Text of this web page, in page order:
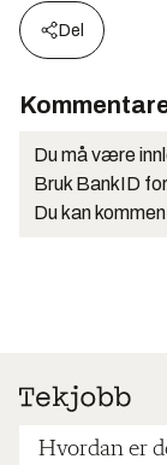
Del
Du må være
Bruk BankID
Du kan
Hvordan er